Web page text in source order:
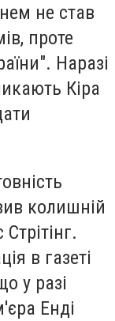
не став
проте
Наразі
Кіра
колишній
в газеті
у разі
Енді